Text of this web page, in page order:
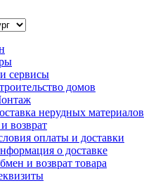
сервисы
домов
нерудных материалов
возврат
оплаты и доставки
о доставке
и возврат товара